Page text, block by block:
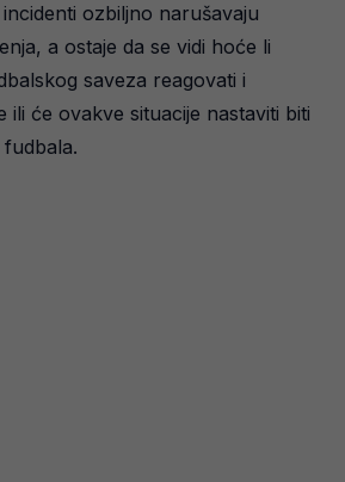
ozbiljno narušavaju
a ostaje da se vidi hoće li
saveza reagovati i
ili će ovakve situacije nastaviti biti